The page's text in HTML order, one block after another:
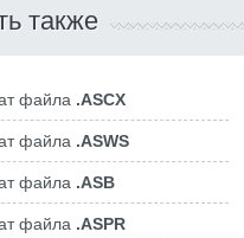
также
файла .ASCX
файла .ASWS
файла .ASB
файла .ASPR